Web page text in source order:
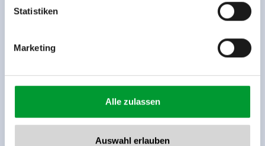
www.zillertalarena.com
Statistiken
Marketing
Alle zulassen
Auswahl erlauben